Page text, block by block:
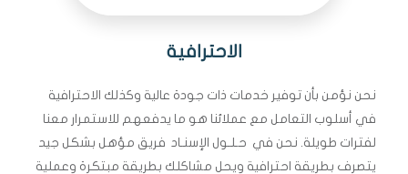
الاحترافية
نحن نؤمن بأن توفير خدمات ذات جودة عالية وكذلك الاحترافية
في أسلوب التعامل مع عملائنا هو ما يدفعهم للاستمرار معنا
لفترات طويلة. نحن في حـلـول الإسنـاد فريق مؤهل بشكل جيد
يتصرف بطريقة احترافية ويحل مشاكلك بطريقة مبتكرة وعملية